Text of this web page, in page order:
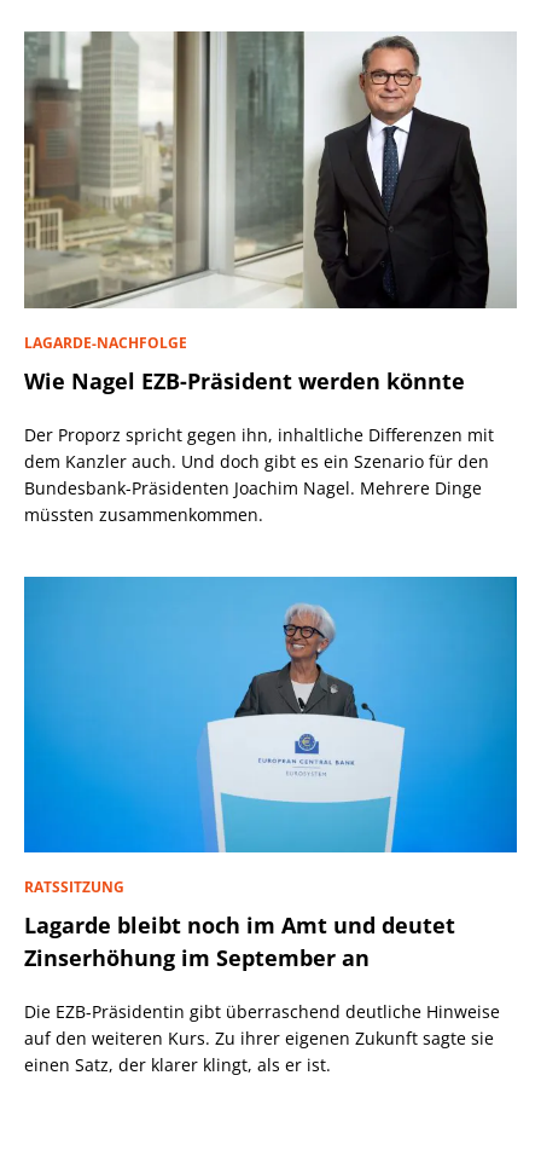
LAGARDE-NACHFOLGE
Wie Nagel EZB-Präsident werden könnte
Der Proporz spricht gegen ihn, inhaltliche Differenzen mit
dem Kanzler auch. Und doch gibt es ein Szenario für den
Bundesbank-Präsidenten Joachim Nagel. Mehrere Dinge
müssten zusammenkommen.
RATSSITZUNG
Lagarde bleibt noch im Amt und deutet
Zinserhöhung im September an
Die EZB-Präsidentin gibt überraschend deutliche Hinweise
auf den weiteren Kurs. Zu ihrer eigenen Zukunft sagte sie
einen Satz, der klarer klingt, als er ist.